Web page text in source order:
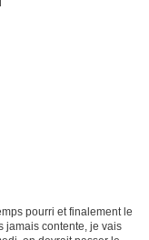
pourri et finalement le
jamais contente, je vais